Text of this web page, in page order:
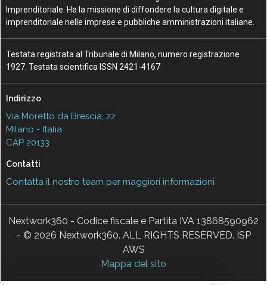
Imprenditoriale. Ha la missione di diffondere la cultura digitale e
imprenditoriale nelle imprese e pubbliche amministrazioni italiane.
Testata registrata al Tribunale di Milano, numero registrazione
1927. Testata scientifica ISSN 2421-4167
Indirizzo
Via Moretto da Brescia, 22
Milano - Italia
CAP 20133
Contatti
Contatta il nostro team per maggiori informazioni
Nextwork360 - Codice fiscale e Partita IVA 13868590962
- © 2026 Nextwork360. ALL RIGHTS RESERVED. ISP
AWS
Mappa del sito